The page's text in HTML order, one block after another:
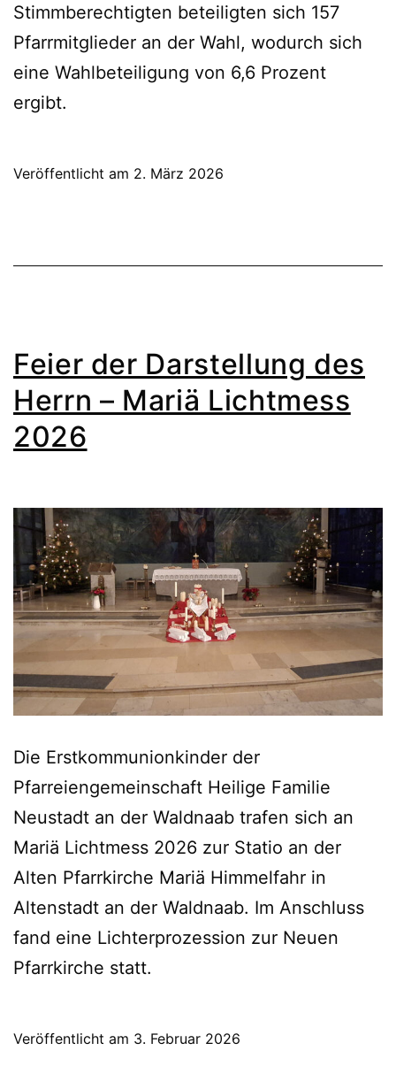
Stimmberechtigten beteiligten sich 157
Pfarrmitglieder an der Wahl, wodurch sich
eine Wahlbeteiligung von 6,6 Prozent
ergibt.
Veröffentlicht am 2. März 2026
Feier der Darstellung des
Herrn – Mariä Lichtmess
2026
Die Erstkommunionkinder der
Pfarreiengemeinschaft Heilige Familie
Neustadt an der Waldnaab trafen sich an
Mariä Lichtmess 2026 zur Statio an der
Alten Pfarrkirche Mariä Himmelfahr in
Altenstadt an der Waldnaab. Im Anschluss
fand eine Lichterprozession zur Neuen
Pfarrkirche statt.
Veröffentlicht am 3. Februar 2026